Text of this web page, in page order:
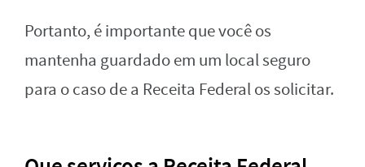
Portanto, é importante que você os
mantenha guardado em um local seguro
para o caso de a Receita Federal os solicitar.